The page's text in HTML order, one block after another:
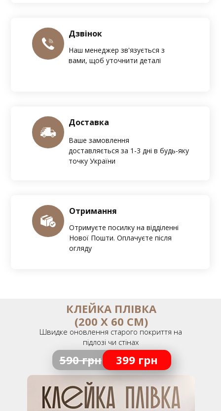
Дзвінок
Наш менеджер зв'язується з
вами, щоб уточнити деталі
Доставка
Ваше замовлення
доставляється за 1-3 дні в будь-яку
точку України
Отримання
Отримуєте посилку на відділенні
Нової Пошти. Оплачуєте після
огляду
КЛЕЙКА ПЛІВКА
(200 Х 60 СМ)
Швидке оновлення старого покриття на
підлозі чи стінах
590 грн 399 грн